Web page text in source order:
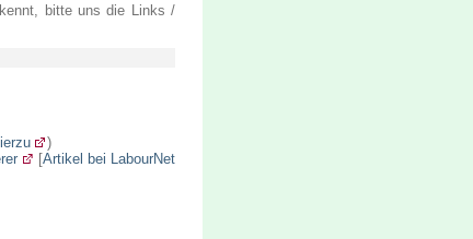
bitte uns die Links /
)
[Artikel bei LabourNet